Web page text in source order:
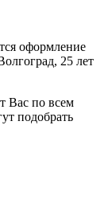
оформление
25 лет
Вас по всем
подобрать